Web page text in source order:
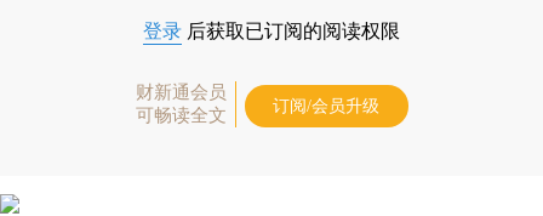
登录 后获取已订阅的阅读权限
财新通会员
可畅读全文
订阅/会员升级